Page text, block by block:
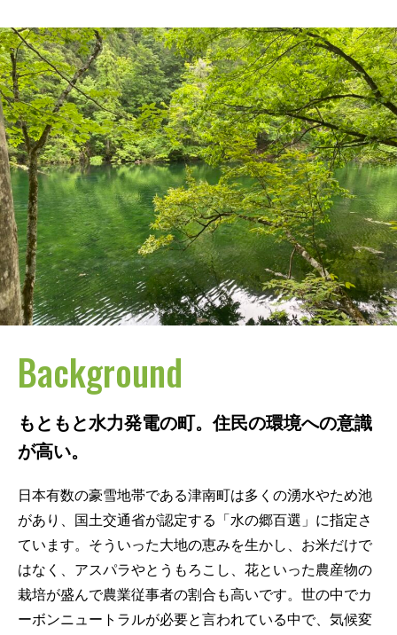
Background
もともと水力発電の町。住民の環境への意識
が高い。
日本有数の豪雪地帯である津南町は多くの湧水やため池
があり、国土交通省が認定する「水の郷百選」に指定さ
ています。そういった大地の恵みを生かし、お米だけで
はなく、アスパラやとうもろこし、花といった農産物の
栽培が盛んで農業従事者の割合も高いです。世の中でカ
ーボンニュートラルが必要と言われている中で、気候変